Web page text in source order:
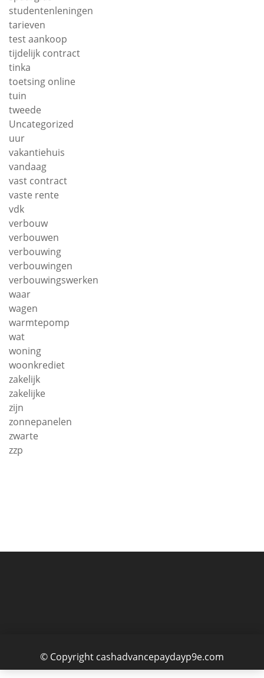
studentenleningen
tarieven
test aankoop
tijdelijk contract
tinka
toetsing online
tuin
tweede
Uncategorized
uur
vakantiehuis
vandaag
vast contract
vaste rente
vdk
verbouw
verbouwen
verbouwing
verbouwingen
verbouwingswerken
waar
wagen
warmtepomp
wat
woning
woonkrediet
zakelijk
zakelijke
zijn
zonnepanelen
zwarte
zzp
© Copyright cashadvancepaydayp9e.com